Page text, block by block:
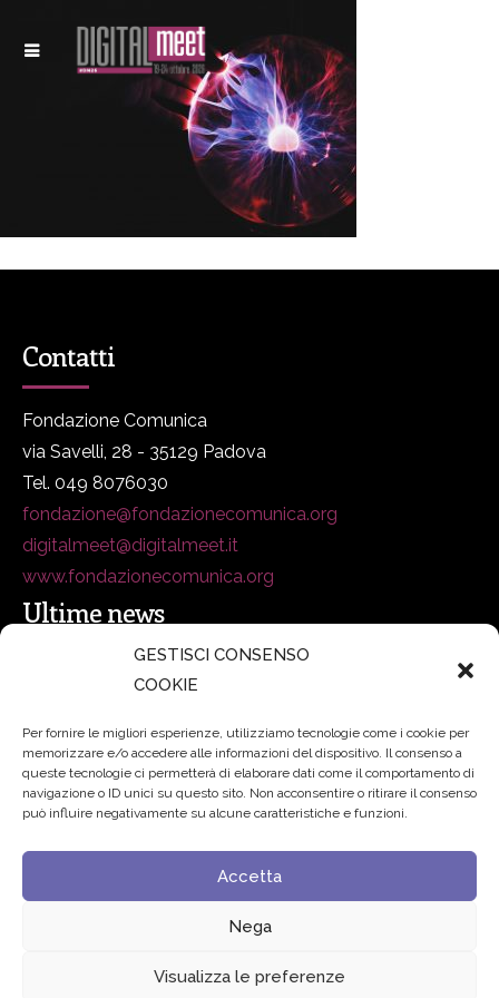
GESTISCI CONSENSO
COOKIE
Per fornire le migliori esperienze, utilizziamo tecnologie come i cookie per
memorizzare e/o accedere alle informazioni del dispositivo. Il consenso a
queste tecnologie ci permetterà di elaborare dati come il comportamento di
navigazione o ID unici su questo sito. Non acconsentire o ritirare il consenso
può influire negativamente su alcune caratteristiche e funzioni.
Accetta
Nega
Visualizza le preferenze
Contatti
Fondazione Comunica
via Savelli, 28 - 35129 Padova
Tel. 049 8076030
fondazione@fondazionecomunica.org
digitalmeet@digitalmeet.it
www.fondazionecomunica.org
Ultime news
secsolutionforum 2026: è Bologna la nuova capitale
Padre Benanti: «Intelligenza artificiale? Contro i nuovi
algoritmi del potere serve una governance condivisa»
Edvance – Digital Education Hub Higher Education